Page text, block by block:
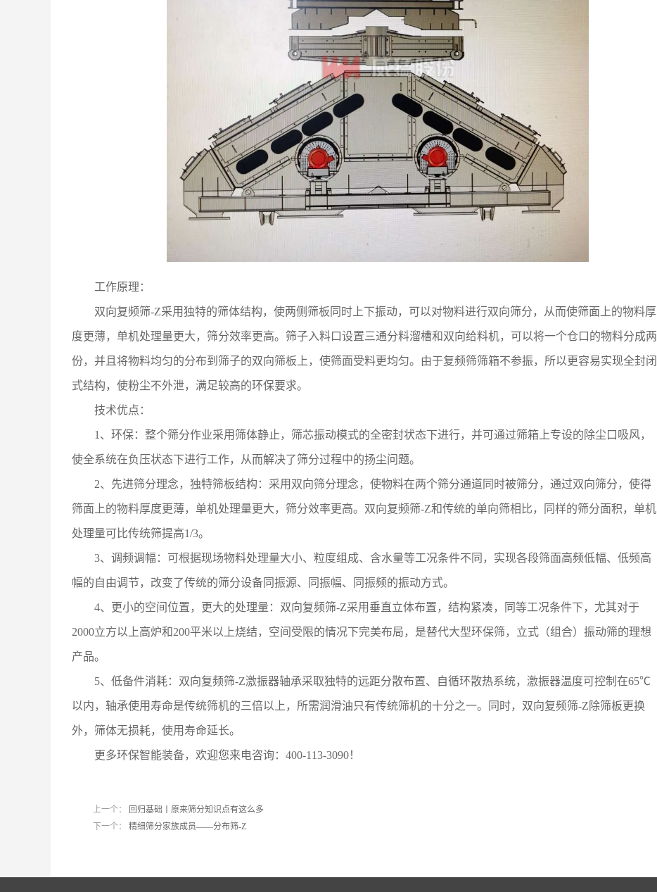
工作原理：
双向复频筛-Z采用独特的筛体结构，使两侧筛板同时上下振动，可以对物料进行双向筛分，从而使筛面上的物料厚
度更薄，单机处理量更大，筛分效率更高。筛子入料口设置三通分料溜槽和双向给料机，可以将一个仓口的物料分成两
份，并且将物料均匀的分布到筛子的双向筛板上，使筛面受料更均匀。由于复频筛筛箱不参振，所以更容易实现全封闭
式结构，使粉尘不外泄，满足较高的环保要求。
技术优点：
1、环保：整个筛分作业采用筛体静止，筛芯振动模式的全密封状态下进行，并可通过筛箱上专设的除尘口吸风，
使全系统在负压状态下进行工作，从而解决了筛分过程中的扬尘问题。
2、先进筛分理念，独特筛板结构：采用双向筛分理念，使物料在两个筛分通道同时被筛分，通过双向筛分，使得
筛面上的物料厚度更薄，单机处理量更大，筛分效率更高。双向复频筛-Z和传统的单向筛相比，同样的筛分面积，单机
处理量可比传统筛提高1/3。
3、调频调幅：可根据现场物料处理量大小、粒度组成、含水量等工况条件不同，实现各段筛面高频低幅、低频高
幅的自由调节，改变了传统的筛分设备同振源、同振幅、同振频的振动方式。
4、更小的空间位置，更大的处理量：双向复频筛-Z采用垂直立体布置，结构紧凑，同等工况条件下，尤其对于
2000立方以上高炉和200平米以上烧结，空间受限的情况下完美布局，是替代大型环保筛，立式（组合）振动筛的理想
产品。
5、低备件消耗：双向复频筛-Z激振器轴承采取独特的远距分散布置、自循环散热系统，激振器温度可控制在65℃
以内，轴承使用寿命是传统筛机的三倍以上，所需润滑油只有传统筛机的十分之一。同时，双向复频筛-Z除筛板更换
外，筛体无损耗，使用寿命延长。
更多环保智能装备，欢迎您来电咨询：400-113-3090！
上一个：
回归基础丨原来筛分知识点有这么多
下一个：
精细筛分家族成员——分布筛-Z